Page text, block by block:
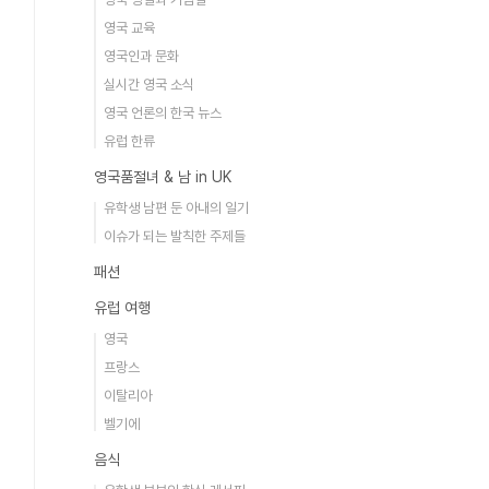
영국 교육
영국인과 문화
실시간 영국 소식
영국 언론의 한국 뉴스
유럽 한류
영국품절녀 & 남 in UK
유학생 남편 둔 아내의 일기
이슈가 되는 발칙한 주제들
패션
유럽 여행
영국
프랑스
이탈리아
벨기에
음식